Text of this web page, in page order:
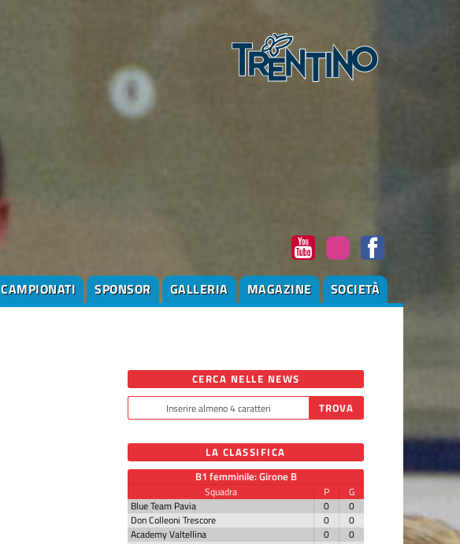
CAMPIONATI SPONSOR GALLERIA MAGAZINE SOCIETÀ
CERCA NELLE NEWS
LA CLASSIFICA
B1 femminile: Girone B
Squadra P
G
Blue Team Pavia
0
0
Don Colleoni Trescore
0
0
Academy Valtellina
0
0